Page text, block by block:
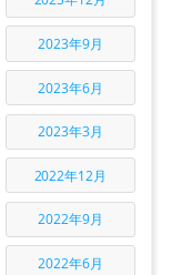
2023年9月
2023年6月
2023年3月
2022年12月
2022年9月
2022年6月